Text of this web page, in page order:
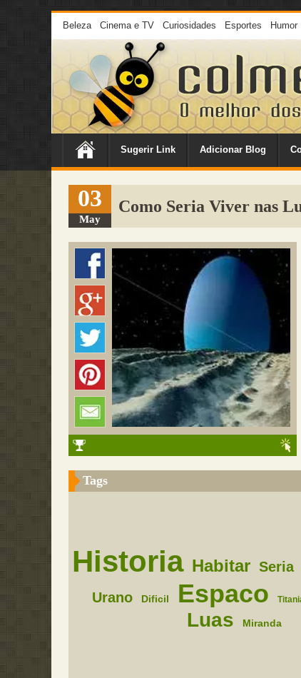
Beleza Cinema e TV Curiosidades Esportes Humor
Sugerir Link Adicionar Blog
03
May
Como Seria Viver nas
Tags
Historia Habitar Seria
Urano Dificil Espaco
Luas Miranda